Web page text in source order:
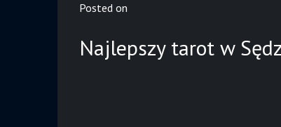
Posted on
Najlepszy tarot w